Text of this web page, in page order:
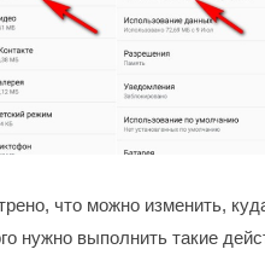
что можно изменить,
нужно выполнить такие